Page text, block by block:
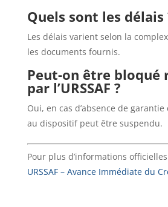
Quels sont les délais
Les délais varient selon la
les documents fournis.
Peut-on être bloqué
par l’URSSAF ?
Oui, en cas d’absence de garantie
au dispositif peut être suspendu.
Pour plus d’informations
URSSAF – Avance Immédiate du